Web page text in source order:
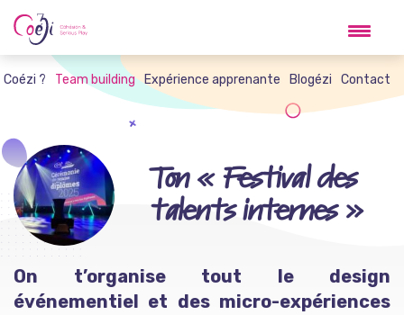
Skip
to
content
? Team building Expérience apprenante Blogézi Contact
Ton « Festival des
talents internes »
On t’organise tout le design
événementiel et des micro-expériences